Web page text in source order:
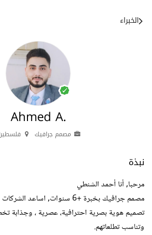
الخبراء
Ahmed A.
مصمم جرافيك
نبذة
مرحبا, أنا أحمد الشنطي
مصمم جرافيك بخبرة +6 سنوات,
تصميم هوية بصرية احترافية، عصرية ، وجذابة
وتناسب تطلعاتهم.